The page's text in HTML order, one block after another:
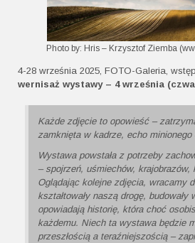
Photo by: Hris – Krzysztof Ziemba
4-28 września 2025, FOTO-Galeria,
wernisaż wystawy – 4 września
Każde zdjęcie to opowieść –
zamknięta w kadrze, echo minionego
Wystawa powstała z potrzeby
– spojrzeń, uśmiechów, krajobrazów,
Oglądając kolejne zdjęcia, wracamy
kształtowały naszą drogę,
opowiadają historię, która choć
każdemu. Niech ta wystawa będzie
przeszłością a teraźniejszością –